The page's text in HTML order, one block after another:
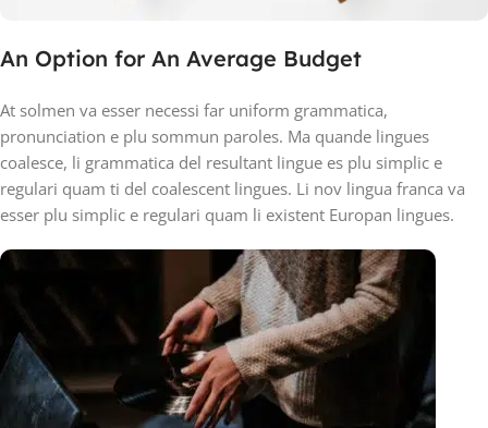
An Option for An Average Budget
At solmen va esser necessi far uniform grammatica,
pronunciation e plu sommun paroles. Ma quande lingues
coalesce, li grammatica del resultant lingue es plu simplic e
regulari quam ti del coalescent lingues. Li nov lingua franca va
esser plu simplic e regulari quam li existent Europan lingues.